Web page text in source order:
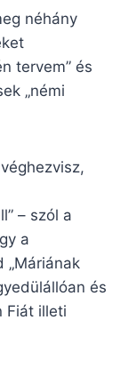
néhány
tervem” és
„némi
– szól a
a
„Máriának
és
Fiát illeti